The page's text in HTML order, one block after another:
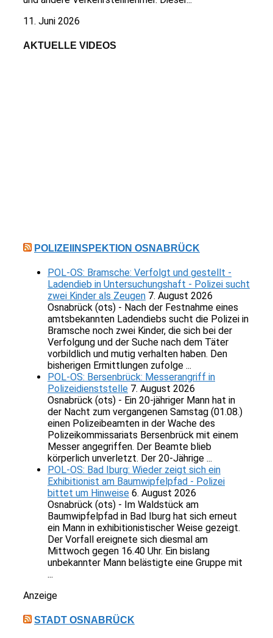
11. Juni 2026
AKTUELLE VIDEOS
POLIZEIINSPEKTION OSNABRÜCK
POL-OS: Bramsche: Verfolgt und gestellt -
Ladendieb in Untersuchungshaft - Polizei sucht
zwei Kinder als Zeugen 7. August 2026
Osnabrück (ots) - Nach der Festnahme eines
amtsbekannten Ladendiebs sucht die Polizei in
Bramsche noch zwei Kinder, die sich bei der
Verfolgung und der Suche nach dem Täter
vorbildlich und mutig verhalten haben. Den
bisherigen Ermittlungen zufolge ...
POL-OS: Bersenbrück: Messerangriff in
Polizeidienststelle 7. August 2026
Osnabrück (ots) - Ein 20-jähriger Mann hat in
der Nacht zum vergangenen Samstag (01.08.)
einen Polizeibeamten in der Wache des
Polizeikommissariats Bersenbrück mit einem
Messer angegriffen. Der Beamte blieb
körperlich unverletzt. Der 20-Jährige ...
POL-OS: Bad Iburg: Wieder zeigt sich ein
Exhibitionist am Baumwipfelpfad - Polizei
bittet um Hinweise 6. August 2026
Osnabrück (ots) - Im Waldstück am
Baumwipfelpfad in Bad Iburg hat sich erneut
ein Mann in exhibitionistischer Weise gezeigt.
Der Vorfall ereignete sich diesmal am
Mittwoch gegen 16.40 Uhr. Ein bislang
unbekannter Mann belästigte eine Gruppe mit
...
Anzeige
STADT OSNABRÜCK